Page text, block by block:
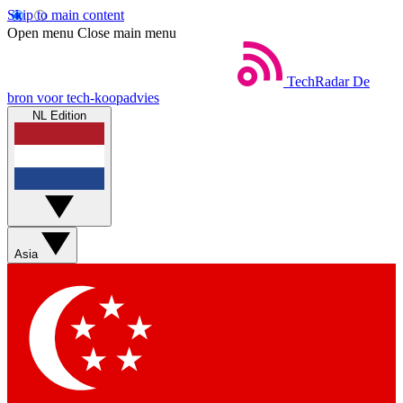
Skip to main content
Open menu Close main menu
TechRadar De
bron voor tech-koopadvies
NL Edition
Asia